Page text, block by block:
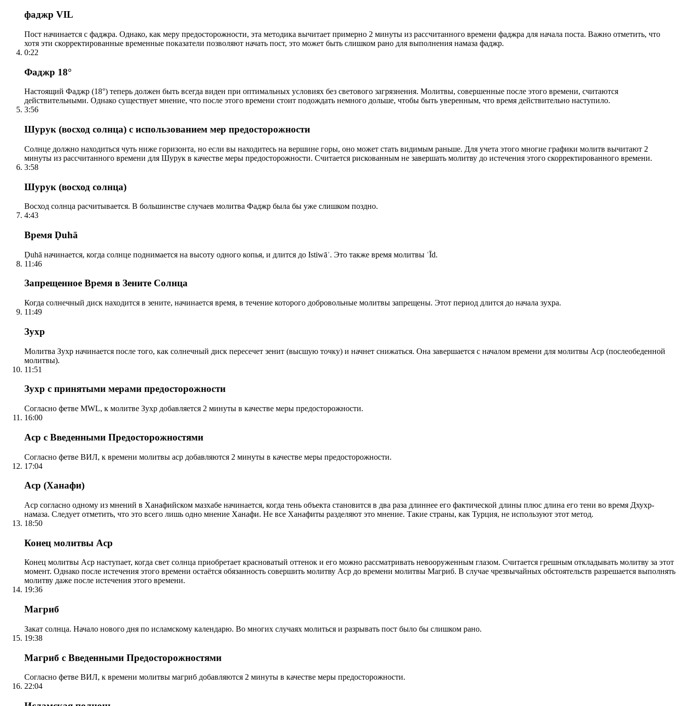
фаджр VIL
Пост начинается с фаджра. Однако, как меру предосторожности, эта методика вычитает примерно 2 минуты из рассчитанного времени фаджра для начала поста. Важно отметить, что
хотя эти скорректированные временные показатели позволяют начать пост, это может быть слишком рано для выполнения намаза фаджр.
0:22
Фаджр 18°
Настоящий Фаджр (18°) теперь должен быть всегда виден при оптимальных условиях без светового загрязнения. Молитвы, совершенные после этого времени, считаются
действительными. Однако существует мнение, что после этого времени стоит подождать немного дольше, чтобы быть уверенным, что время действительно наступило.
3:56
Шурук (восход солнца) с использованием мер предосторожности
Солнце должно находиться чуть ниже горизонта, но если вы находитесь на вершине горы, оно может стать видимым раньше. Для учета этого многие графики молитв вычитают 2
минуты из рассчитанного времени для Шурук в качестве меры предосторожности. Считается рискованным не завершать молитву до истечения этого скорректированного времени.
3:58
Шурук (восход солнца)
Восход солнца расчитывается. В большинстве случаев молитва Фаджр была бы уже слишком поздно.
4:43
Время Ḍuhā
Ḍuhā начинается, когда солнце поднимается на высоту одного копья, и длится до Istiwāʾ. Это также время молитвы ʿĪd.
11:46
Запрещенное Время в Зените Солнца
Когда солнечный диск находится в зените, начинается время, в течение которого добровольные молитвы запрещены. Этот период длится до начала зухра.
11:49
Зухр
Молитва Зухр начинается после того, как солнечный диск пересечет зенит (высшую точку) и начнет снижаться. Она завершается с началом времени для молитвы Аср (послеобеденной
молитвы).
11:51
Зухр с принятыми мерами предосторожности
Согласно фетве MWL, к молитве Зухр добавляется 2 минуты в качестве меры предосторожности.
16:00
Аср с Введенными Предосторожностями
Согласно фетве ВИЛ, к времени молитвы аср добавляются 2 минуты в качестве меры предосторожности.
17:04
Аср (Ханафи)
Аср согласно одному из мнений в Ханафийском мазхабе начинается, когда тень объекта становится в два раза длиннее его фактической длины плюс длина его тени во время Дхухр-
намаза. Следует отметить, что это всего лишь одно мнение Ханафи. Не все Ханафиты разделяют это мнение. Такие страны, как Турция, не используют этот метод.
18:50
Конец молитвы Аср
Конец молитвы Аср наступает, когда свет солнца приобретает красноватый оттенок и его можно рассматривать невооруженным глазом. Считается грешным откладывать молитву за этот
момент. Однако после истечения этого времени остаётся обязанность совершить молитву Аср до времени молитвы Магриб. В случае чрезвычайных обстоятельств разрешается выполнять
молитву даже после истечения этого времени.
19:36
Магриб
Закат солнца. Начало нового дня по исламскому календарю. Во многих случаях молиться и разрывать пост было бы слишком рано.
19:38
Магриб с Введенными Предосторожностями
Согласно фетве ВИЛ, к времени молитвы магриб добавляются 2 минуты в качестве меры предосторожности.
22:04